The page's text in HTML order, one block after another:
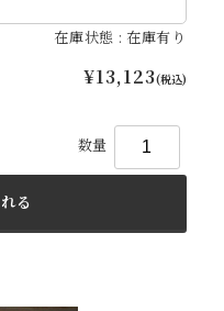
在庫状態 : 在庫有り
¥13,123(税込)
数量